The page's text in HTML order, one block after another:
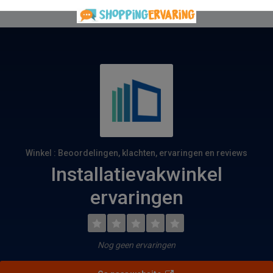
Winkel : Beoordelingen, klachten, ervaringen en reviews
Installatievakwinkel
ervaringen
Nog geen ervaringen